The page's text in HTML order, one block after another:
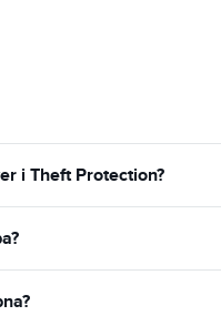
i Theft Protection?